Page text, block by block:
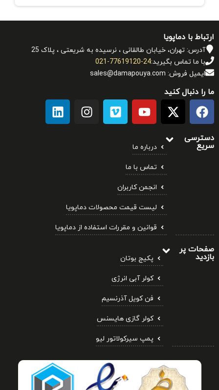
ارتباط با دماپویا
آدرس: تهران، خیابان طالقانی ، نرسیده به شریعتی ، پلاک 25
با ما تماس بگیرید:021-77619120-24
ایمیل فروش: sales@damapouya.com
ما را دنبال کنید
دسترسی
سریع
درباره ما
تماس با ما
انجمن کاربران
لیست قیمت محصولات دماپویا
قوانین و مقررات استفاده از دماپویا
صفحات پر
بازدید
پکیج بوتان
کولر آبی انرژی
فن کویل آذرنسیم
کولر گازی هایسنس
پمپ سیرکولاتور لیو